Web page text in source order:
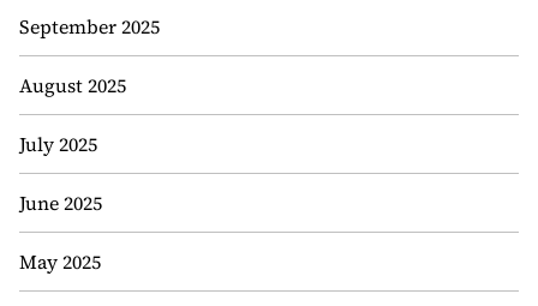
September 2025
August 2025
July 2025
June 2025
May 2025